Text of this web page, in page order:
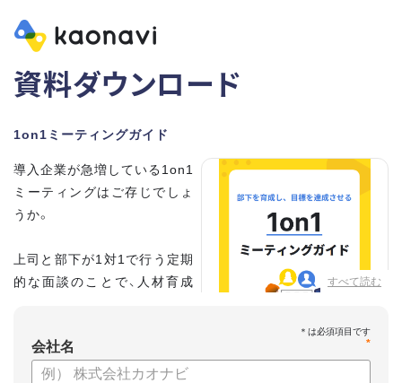
資料ダウンロード
1on1ミーティングガイド
すべて読む
導入企業が急増している1on1
ミーティングはご存じでしょ
うか。
上司と部下が1対1で行う定期
的な面談のことで、人材育成
こちらの資料では、
*
会社名